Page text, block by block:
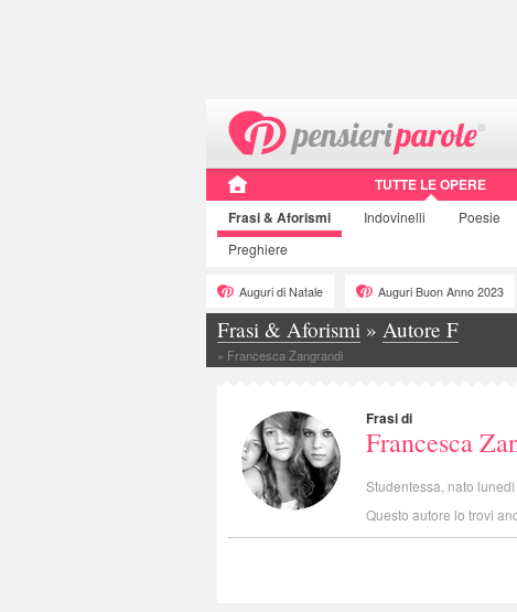
TUTTE LE OPERE
Frasi& Aforismi Indovinelli Poesie
Preghiere
Auguri di Natale Auguri Buon Anno 2023
Frasi & Aforismi » Autore F
» Francesca Zangrandi
Frasi di
Francesca
Studentessa, nato
Questo autore lo trovi